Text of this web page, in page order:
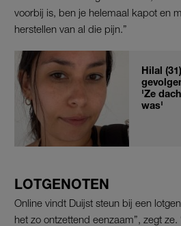
voorbij is, ben je helemaal kapot en
herstellen van al die pijn.”
Hilal
'Ze
was'
LOTGENOTEN
Online vindt Duijst steun bij een
het zo ontzettend eenzaam”, zegt